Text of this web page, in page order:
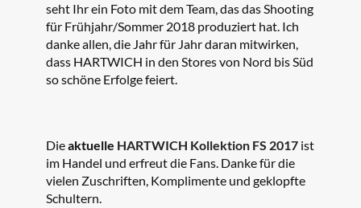
seht Ihr ein Foto mit dem Team, das das Shooting
für Frühjahr/Sommer 2018 produziert hat. Ich
danke allen, die Jahr für Jahr daran mitwirken,
dass HARTWICH in den Stores von Nord bis Süd
so schöne Erfolge feiert.
Dieaktuelle HARTWICH Kollektion FS 2017ist
im Handel und erfreut die Fans. Danke für die
vielen Zuschriften, Komplimente und geklopfte
Schultern.